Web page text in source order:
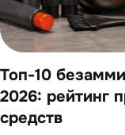
Топ-10
2026: рейтинг
средств